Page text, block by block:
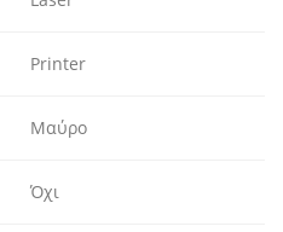
Printer
Μαύρο
Όχι